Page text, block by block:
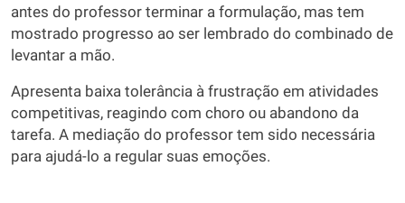
antes do professor terminar a formulação, mas tem
mostrado progresso ao ser lembrado do combinado de
levantar a mão.
Apresenta baixa tolerância à frustração em atividades
competitivas, reagindo com choro ou abandono da
tarefa. A mediação do professor tem sido necessária
para ajudá-lo a regular suas emoções.